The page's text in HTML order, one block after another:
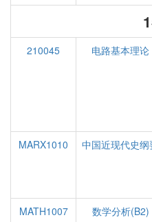
210045 电路基本理论
MARX1010
中国近现代史纲
MATH1007
数学分析(B2)